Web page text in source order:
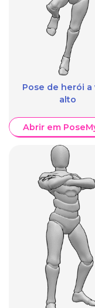
Pose de herói a
alto
Abrir em